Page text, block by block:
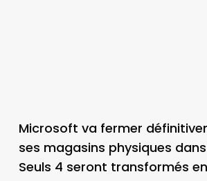
Microsoft va fermer
ses magasins physiques
Seuls 4 seront transformés